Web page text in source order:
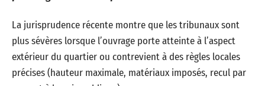
La jurisprudence récente montre que les tribunaux sont
plus sévères lorsque l’ouvrage porte atteinte à l’aspect
extérieur du quartier ou contrevient à des règles locales
précises (hauteur maximale, matériaux imposés, recul par